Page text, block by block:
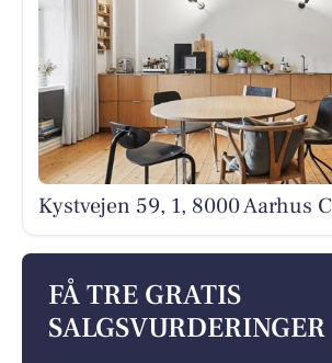
Kystvejen 59, 1, 8000 Aarhus C
FÅ TRE GRATIS
SALGSVURDERINGER